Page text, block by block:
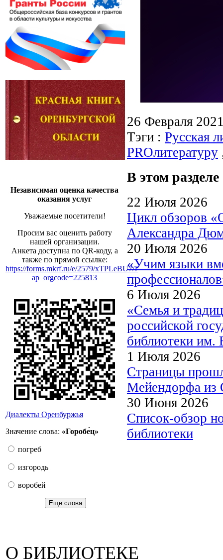
Независимая оценка качества
оказания услуг
Уважаемые посетители!
Просим вас оценить работу
нашей организации.
Анкета доступна по QR-коду, а
также по прямой ссылке:
https://forms.mkrf.ru/e/2579/xTPLeBU7/?
ap_orgcode=225813
Диалекты Оренбуржья
Значение слова: «Горобе́ц»
погреб
изгородь
воробей
Еще слова
26 Февраля
Тэги : Русская
PROлитературу
В этом разделе
22 Июля 2026
Цикл обзоров
Александра
20 Июля 2026
«Учим языки
6 Июля 2026
«Семья и
российской
библиотеки им.
1 Июля 2026
Страницы
Мейендорфа из
30 Июня 2026
Список-обзор
библиотеки
О БИБЛИОТЕКЕ